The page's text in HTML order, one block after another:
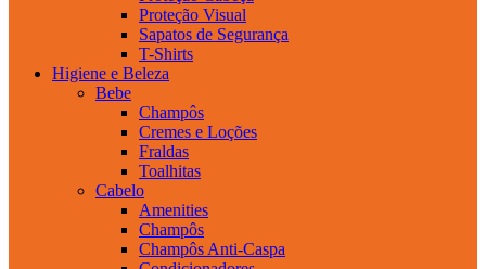
Proteção Visual
Sapatos de Segurança
T-Shirts
Higiene e Beleza
Bebe
Champôs
Cremes e Loções
Fraldas
Toalhitas
Cabelo
Amenities
Champôs
Champôs Anti-Caspa